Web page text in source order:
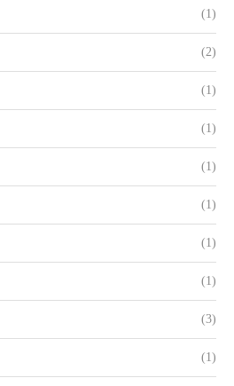
(1)
(2)
(1)
(1)
(1)
(1)
(1)
(1)
(3)
(1)